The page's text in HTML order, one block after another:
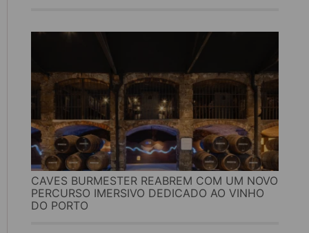
CAVES BURMESTER REABREM COM UM NOVO
PERCURSO IMERSIVO DEDICADO AO VINHO
DO PORTO